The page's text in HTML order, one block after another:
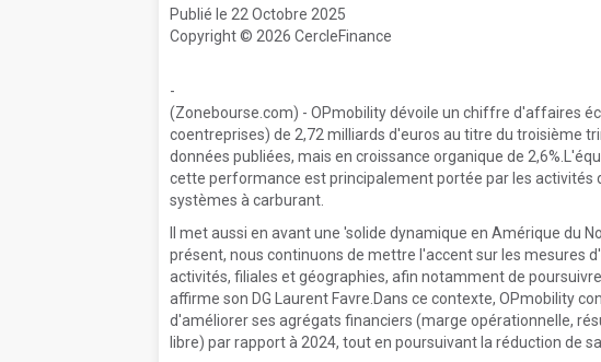
Publié le 22 Octobre 2025
Copyright © 2026 CercleFinance
-
(Zonebourse.com) - OPmobility dévoile un chiffre d'affaires
coentreprises) de 2,72 milliards d'euros au titre du troisième
données publiées, mais en croissance organique de
cette performance est principalement portée par les activités
systèmes à carburant.
Il met aussi en avant une 'solide dynamique en Amérique du
présent, nous continuons de mettre l'accent sur les mesures
activités, filiales et géographies, afin notamment de
affirme son DG Laurent Favre.Dans ce contexte, OPmobility
d'améliorer ses agrégats financiers (marge opérationnelle,
libre) par rapport à 2024, tout en poursuivant la réduction de